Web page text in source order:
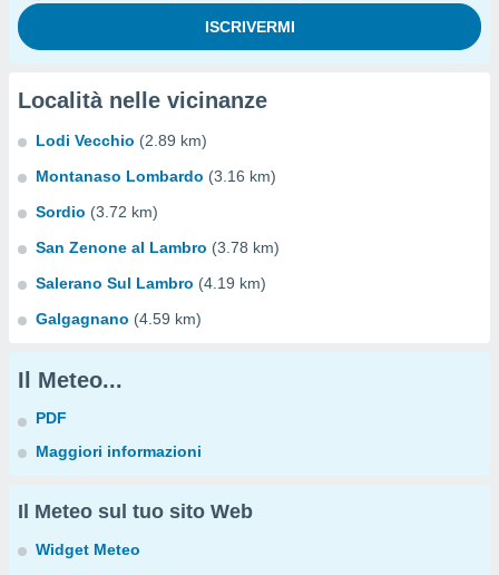
Località nelle vicinanze
Lodi Vecchio (2.89 km)
Montanaso Lombardo (3.16 km)
Sordio (3.72 km)
San Zenone al Lambro (3.78 km)
Salerano Sul Lambro (4.19 km)
Galgagnano (4.59 km)
Il Meteo...
PDF
Maggiori informazioni
Il Meteo sul tuo sito Web
Widget Meteo